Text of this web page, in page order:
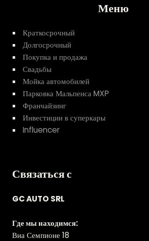
Меню
Краткосрочный
Долгосрочный
Покупка и продажа
Свадьбы
Мойка автомобилей
Парковка Мальпенса MXP
Франчайзинг
Инвестиции в суперкары
Influencer
Связаться с
GC AUTO SRL
Где мы находимся:
Виа Семпионе 18